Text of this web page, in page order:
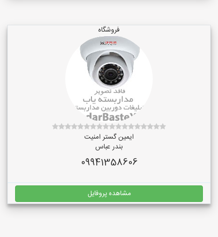
فروشگاه
ایمین گستر امنیت
بندر عباس
09941358606
مشاهده پروفایل